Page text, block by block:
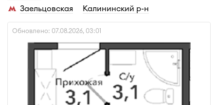
Заельцовская
Калининский р-н
Обновлено: 07.08.2026, 03:01